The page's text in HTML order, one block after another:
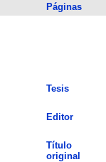
Páginas
Tesis
Editor
Título
original